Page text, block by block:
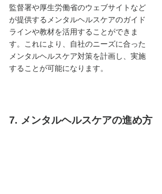
監督署や厚生労働省のウェブサイトなど
が提供するメンタルヘルスケアのガイド
ラインや教材を活用することができま
す。これにより、自社のニーズに合った
メンタルヘルスケア対策を計画し、実施
することが可能になります。
7. メンタルヘルスケアの進め方